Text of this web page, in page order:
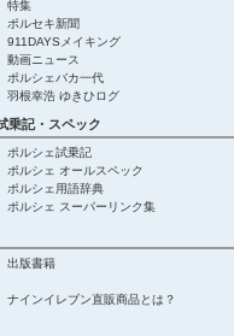
特集
ポルセキ新聞
911DAYSメイキング
動画ニュース
ポルシェバカ一代
羽根幸浩 ゆきひログ
乗記・スペック
ポルシェ試乗記
ポルシェ オールスペック
ポルシェ用語辞典
ポルシェ スーパーリンク集
出版書籍
ナインイレブン直販商品とは？